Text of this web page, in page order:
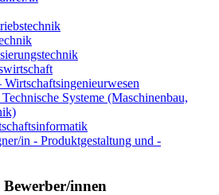
Systeme (Maschinenbau,
in - Produktgestaltung und -
innen